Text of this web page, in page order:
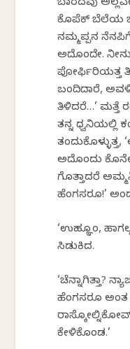
ಬಾರದವು
ಕೊಪೆಕ್ ಬೆಲೆಯ
ನಮ್ಮಪ್ಪನ
ಅದೊಂದೇ.
ಪೋರ್ಫಿರಿಯತ್ತ
ಬಂದಿದಾರೆ,
ತಿಳಿದರೆ…’ ಮತ್ತೆ
ತನ್ನ ಧ್ವನಿಯಲ್ಲಿ
ಅದೊಂದು
ಗೊತ್ತಾದರೆ
ಹೆಂಗಸರೂ!’
‘ಉಹ್ಞೂಂ,
ಸಿಡುಕಿದ.
‘ಚೆನ್ನಾಗಿತ್ತಾ?
ಹೆಂಗಸರೂ ಅಂತ
ಕೇಳಿಕೊಂಡ.’